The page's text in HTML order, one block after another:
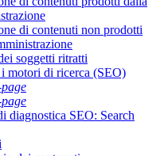
di contenuti non prodotti
soggetti ritratti
motori di ricerca (SEO)
diagnostica SEO: Search